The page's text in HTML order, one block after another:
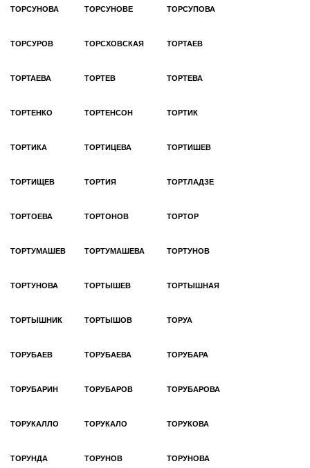
ТОРСУНОВА ТОРСУНОВЕ ТОРСУПОВА
ТОРСУРОВ ТОРСХОВСКАЯ ТОРТАЕВ
ТОРТАЕВА ТОРТЕВ ТОРТЕВА
ТОРТЕНКО ТОРТЕНСОН ТОРТИК
ТОРТИКА ТОРТИЦЕВА ТОРТИШЕВ
ТОРТИЩЕВ ТОРТИЯ ТОРТЛАДЗЕ
ТОРТОЕВА ТОРТОНОВ ТОРТОР
ТОРТУМАШЕВ ТОРТУМАШЕВА ТОРТУНОВ
ТОРТУНОВА ТОРТЫШЕВ ТОРТЫШНАЯ
ТОРТЫШНИК ТОРТЫШОВ ТОРУА
ТОРУБАЕВ ТОРУБАЕВА ТОРУБАРА
ТОРУБАРИН ТОРУБАРОВ ТОРУБАРОВА
ТОРУКАЛЛО ТОРУКАЛО ТОРУКОВА
ТОРУНДА ТОРУНОВ ТОРУНОВА